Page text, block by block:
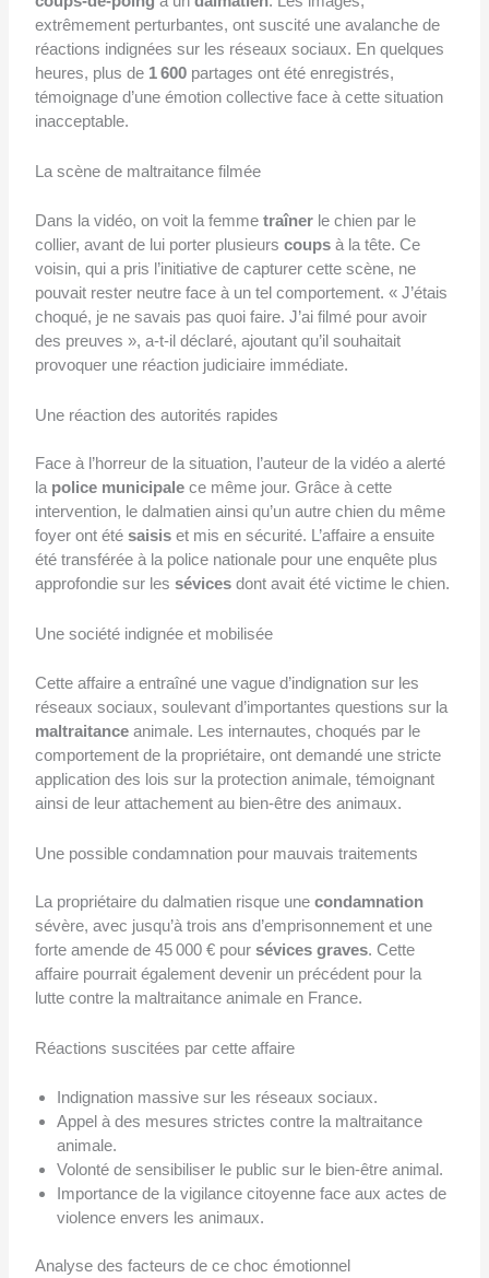
extrêmement perturbantes, ont suscité une avalanche de
réactions indignées sur les réseaux sociaux. En quelques
heures, plus de 1 600 partages ont été enregistrés,
témoignage d’une émotion collective face à cette situation
inacceptable.
La scène de maltraitance filmée
Dans la vidéo, on voit la femmetraîner le chien par le
collier, avant de lui porter plusieurscoups à la tête. Ce
voisin, qui a pris l’initiative de capturer cette scène, ne
pouvait rester neutre face à un tel comportement. « J’étais
choqué, je ne savais pas quoi faire. J’ai filmé pour avoir
des preuves », a-t-il déclaré, ajoutant qu’il souhaitait
provoquer une réaction judiciaire immédiate.
Une réaction des autorités rapides
Face à l’horreur de la situation, l’auteur de la vidéo a alerté
la police municipale ce même jour. Grâce à cette
intervention, le dalmatien ainsi qu’un autre chien du même
foyer ont étésaisis et mis en sécurité. L’affaire a ensuite
été transférée à la police nationale pour une enquête plus
approfondie sur lessévices dont avait été victime le chien.
Une société indignée et mobilisée
Cette affaire a entraîné une vague d’indignation sur les
réseaux sociaux, soulevant d’importantes questions sur la
maltraitance animale. Les internautes, choqués par le
comportement de la propriétaire, ont demandé une stricte
application des lois sur la protection animale, témoignant
ainsi de leur attachement au bien-être des animaux.
Une possible condamnation pour mauvais traitements
La propriétaire du dalmatien risque unecondamnation
sévère, avec jusqu’à trois ans d’emprisonnement et une
forte amende de 45 000 € poursévices graves. Cette
affaire pourrait également devenir un précédent pour la
lutte contre la maltraitance animale en France.
Réactions suscitées par cette affaire
Indignation massive sur les réseaux sociaux.
Appel à des mesures strictes contre la maltraitance
animale.
Volonté de sensibiliser le public sur le bien-être animal.
Importance de la vigilance citoyenne face aux actes de
violence envers les animaux.
Analyse des facteurs de ce choc émotionnel